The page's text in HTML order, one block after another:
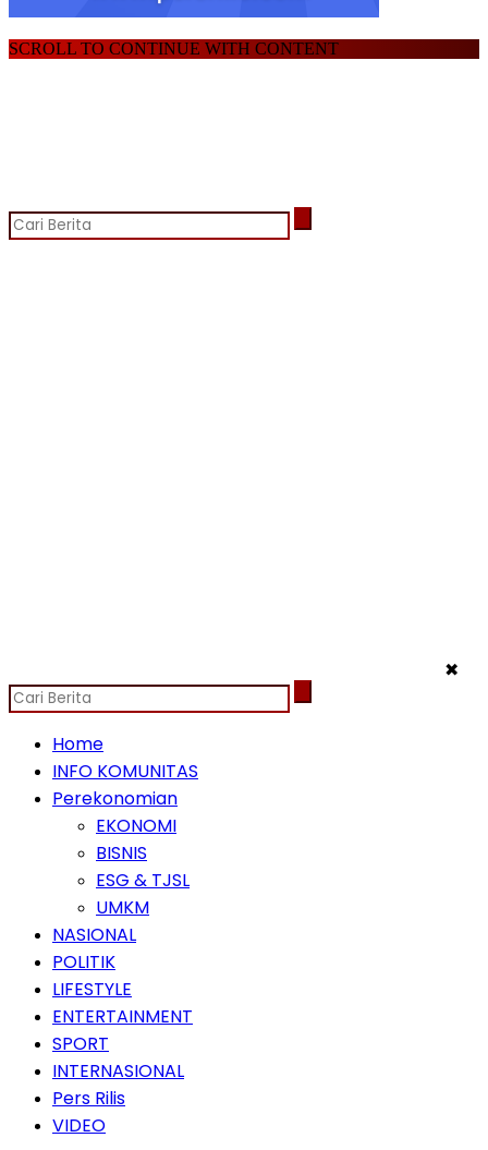
SCROLL TO CONTINUE WITH CONTENT
✖
Home
INFO KOMUNITAS
Perekonomian
EKONOMI
BISNIS
ESG & TJSL
UMKM
NASIONAL
POLITIK
LIFESTYLE
ENTERTAINMENT
SPORT
INTERNASIONAL
Pers Rilis
VIDEO